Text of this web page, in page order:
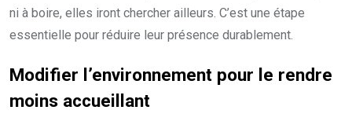
ni à boire, elles iront chercher ailleurs. C’est une étape
essentielle pour réduire leur présence durablement.
Modifier l’environnement pour le rendre
moins accueillant